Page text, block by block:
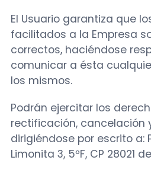
El Usuario garantiza que
facilitados a la Empresa
correctos, haciéndose
comunicar a ésta
los mismos.
Podrán ejercitar los
rectificación, cancelación
dirigiéndose por escrito a:
Limonita 3, 5ºF, CP 28021